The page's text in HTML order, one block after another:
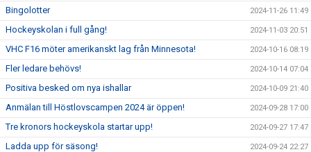
Bingolotter 2024-11-26 11:49
Hockeyskolan i full gång! 2024-11-03 20:51
VHC F16 möter amerikanskt lag från Minnesota! 2024-10-16 08:19
Fler ledare behövs! 2024-10-14 07:04
Positiva besked om nya ishallar 2024-10-09 21:40
Anmälan till Höstlovscampen 2024 är öppen! 2024-09-28 17:00
Tre kronors hockeyskola startar upp! 2024-09-27 17:47
Ladda upp för säsong! 2024-09-24 22:27